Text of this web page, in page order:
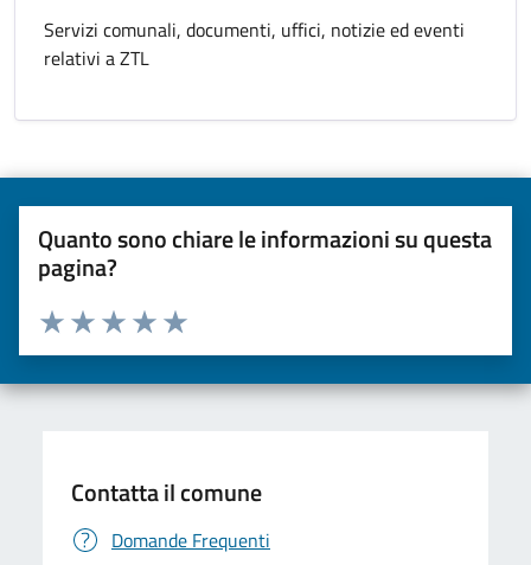
Servizi comunali, documenti, uffici, notizie ed eventi
relativi a ZTL
Quanto sono chiare le informazioni su questa
pagina?
Valuta da 1 a 5 stelle la pagina
Valuta 5 stelle su 5
Valuta 4 stelle su 5
Valuta 3 stelle su 5
Valuta 2 stelle su 5
Valuta una stella su 5
Contatta il comune
Domande Frequenti